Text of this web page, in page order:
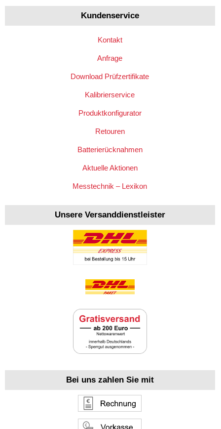
Kundenservice
Kontakt
Anfrage
Download Prüfzertifikate
Kalibrierservice
Produktkonfigurator
Retouren
Batterierücknahmen
Aktuelle Aktionen
Messtechnik – Lexikon
Unsere Versanddienstleister
Bei uns zahlen Sie mit